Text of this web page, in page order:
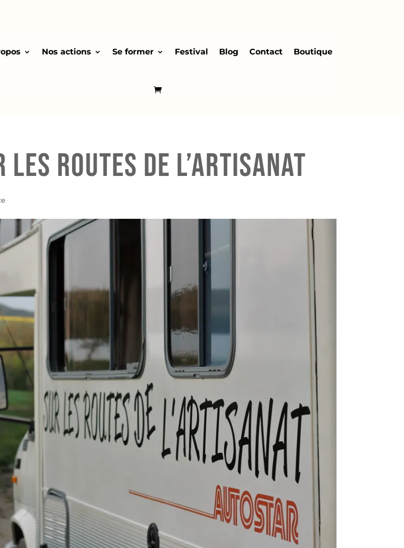
Nos actions Se former Festival Blog Contact Boutique
les routes de l’artisanat